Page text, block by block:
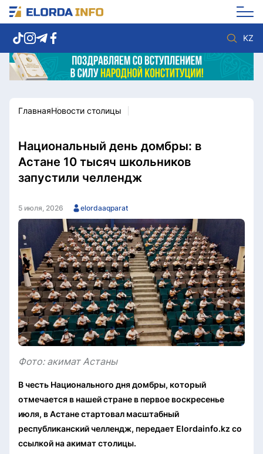
KZ
Новости столицы
Политика
Спорт
Культура
Разное
Мнение
Видео
Мир
Послание
Служба Комплаенс
ГлавнаяНовости столицы
Национальный день домбры: в
Астане 10 тысяч школьников
запустили челлендж
5 июля, 2026 elordaaqparat
Фото: акимат Астаны
В честь Национального дня домбры, который
отмечается в нашей стране в первое воскресенье
июля, в Астане стартовал масштабный
республиканский челлендж, передает Elordainfo.kz со
ссылкой на акимат столицы.